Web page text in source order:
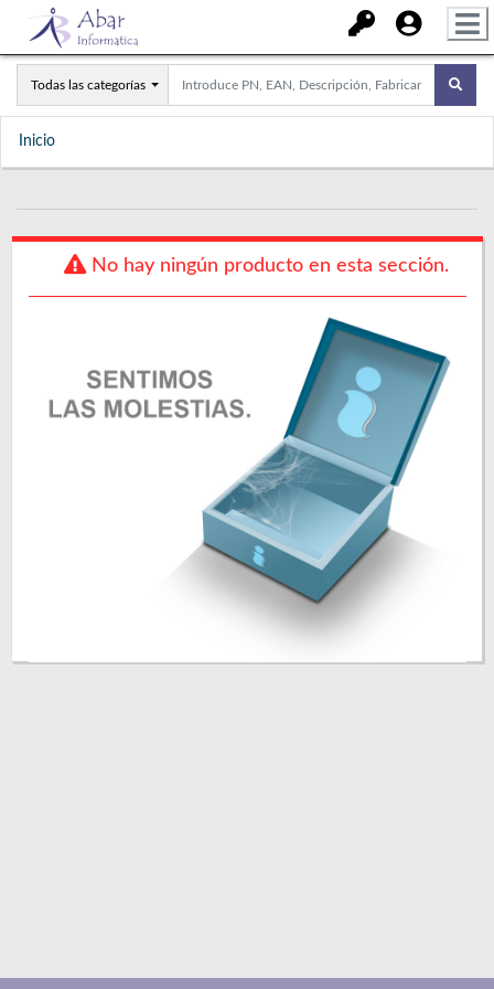
Todas las categorías
Inicio
No hay ningún producto en esta sección.